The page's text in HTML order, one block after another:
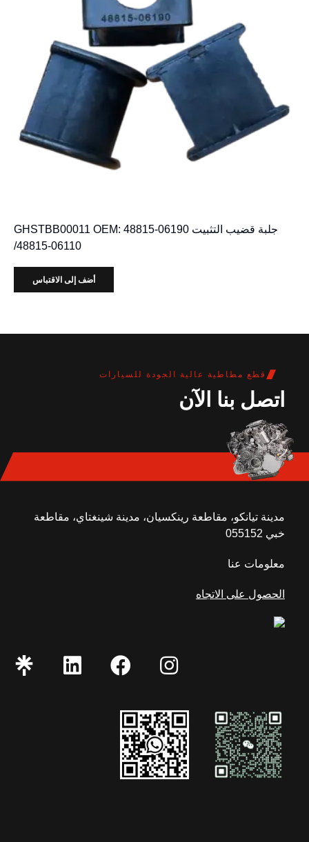
جلبة قضيب التثبيت GHSTBB00011 OEM: 48815-06190
/48815-06110
أضف إلى الاقتباس
قطع مطاطية عالية الجودة للسيارات
اتصل بنا الآن
مدينة تيانكو، مقاطعة رينكسيان، مدينة شينغتاي، مقاطعة
خبي 055152
معلومات عنا
الحصول على الاتجاه